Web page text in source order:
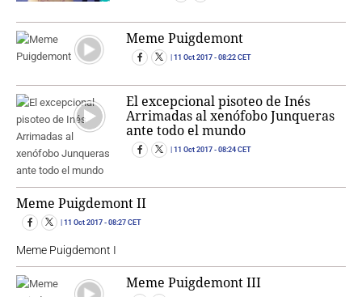
Meme Puigdemont
11 Oct 2017 - 08:22 CET
El excepcional pisoteo de Inés
Arrimadas al xenófobo Junqueras
ante todo el mundo
11 Oct 2017 - 08:24 CET
Meme Puigdemont II
11 Oct 2017 - 08:27 CET
Meme Puigdemont I
Meme Puigdemont III